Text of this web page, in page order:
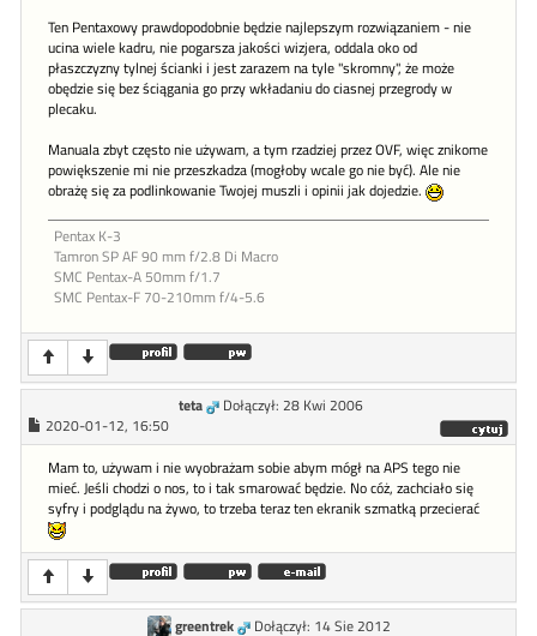
Ten Pentaxowy prawdopodobnie będzie najlepszym rozwiązaniem - nie
ucina wiele kadru, nie pogarsza jakości wizjera, oddala oko od
płaszczyzny tylnej ścianki i jest zarazem na tyle "skromny", że może
obędzie się bez ściągania go przy wkładaniu do ciasnej przegrody w
plecaku.
Manuala zbyt często nie używam, a tym rzadziej przez OVF, więc znikome
powiększenie mi nie przeszkadza (mogłoby wcale go nie być). Ale nie
obrażę się za podlinkowanie Twojej muszli i opinii jak dojedzie.
Pentax K-3
Tamron SP AF 90 mm f/2.8 Di Macro
SMC Pentax-A 50mm f/1.7
SMC Pentax-F 70-210mm f/4-5.6
teta
Dołączył: 28 Kwi 2006
2020-01-12, 16:50
Mam to, używam i nie wyobrażam sobie abym mógł na APS tego nie
mieć. Jeśli chodzi o nos, to i tak smarować będzie. No cóż, zachciało się
syfry i podglądu na żywo, to trzeba teraz ten ekranik szmatką przecierać
greentrek Dołączył: 14 Sie 2012